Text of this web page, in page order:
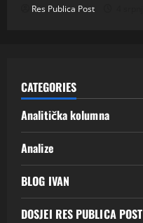
Res Publica Post
CATEGORIES
Analitička kolumna
Analize
BLOG IVAN
DOSJEI RES PUBLICA POST